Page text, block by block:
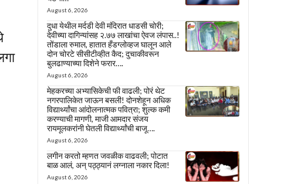
August 6, 2026
दुधा येथील मर्दडी देवी मंदिरात धाडसी चोरी;
देवीच्या दागिन्यांसह २.७७ लाखांचा ऐवज लंपास..!
तोंडाला रुमाल, हातात हँडग्लोव्हज घालून आले
दोन चोरटे सीसीटीव्हीत कैद; दुचाकीवरून
बुलढाण्याच्या दिशेने फरार….
August 6, 2026
मेहकरच्या अभ्यासिकेची फी वाढली; पोरं थेट
नगरपालिकेत जाऊन बसली! दोनशेहून अधिक
विद्यार्थ्यांचा आंदोलनात्मक पवित्रा; शुल्क कमी
करण्याची मागणी, माजी आमदार संजय
रायमूलकरांनी घेतली विद्यार्थ्यांची बाजू….
August 6, 2026
लगीन करतो म्हणत जवळीक वाढवली; पोटात
बाळ आलं, अन् पठ्ठ्यानं लग्नाला नकार दिला!
August 6, 2026